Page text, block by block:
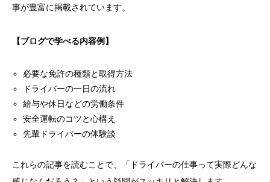
事が豊富に掲載されています。
【ブログで学べる内容例】
必要な免許の種類と取得方法
ドライバーの一日の流れ
給与や休日などの労働条件
安全運転のコツと心構え
先輩ドライバーの体験談
これらの記事を読むことで、「ドライバーの仕事って実際どんな